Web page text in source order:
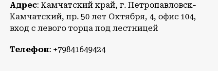
Адрес: Камчатский край, г. Петропавловск-
Камчатский, пр. 50 лет Октября, 4, офис 104,
вход с левого торца под лестницей
Телефон: +79841649424